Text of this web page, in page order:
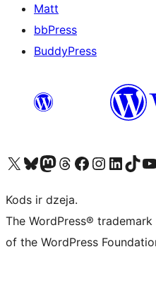
Matt
bbPress
BuddyPress
Apmeklējiet mūsu X (agrāk Twitter) kontu
Apmeklējiet mūsu Bluesky kontu
Apmeklējiet mūsu Mastodon kontu
Apmeklējiet mūsu Threads kontu
Apmeklējiet mūsu Facebook lapuApmeklējiet mūsu Instagram kontu
Apmeklējiet mūsu LinkedIn kontu
Apmeklējiet mūsu
Kods ir dzeja.
The WordPress®
of the WordPress